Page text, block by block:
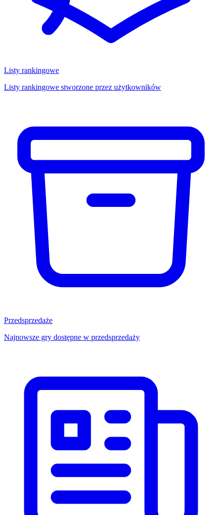
Listy rankingowe
Listy rankingowe stworzone przez użytkowników
Przedsprzedaże
Najnowsze gry dostępne w przedsprzedaży